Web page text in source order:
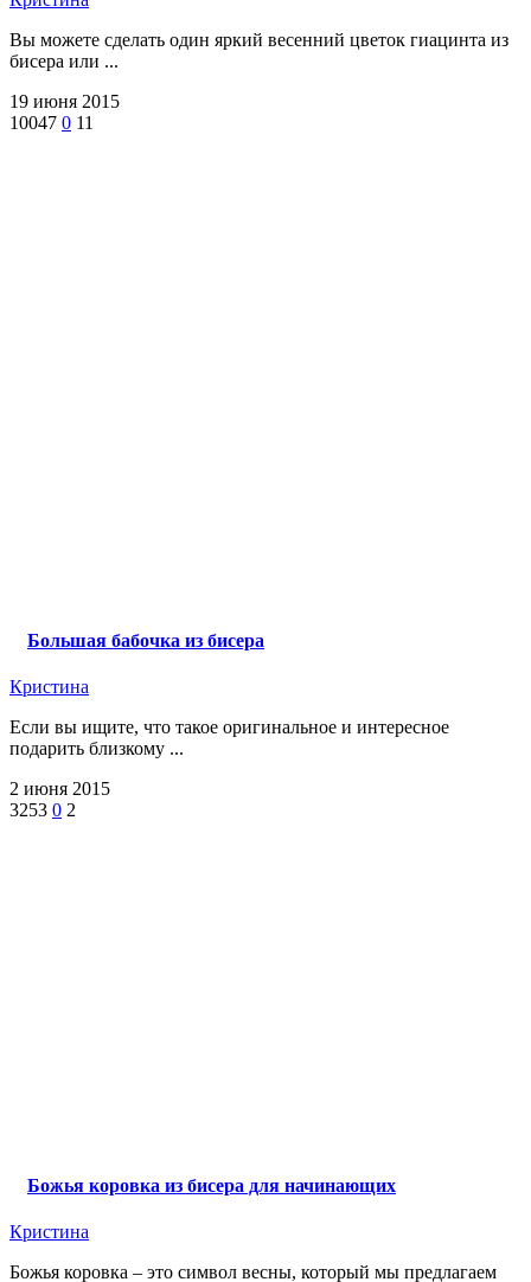
Вы можете сделать один яркий весенний цветок гиацинта из
бисера или ...
19 июня 2015
10047 0 11
Большая бабочка из бисера
Кристина
Если вы ищите, что такое оригинальное и интересное
подарить близкому ...
2 июня 2015
3253 0 2
Божья коровка из бисера для начинающих
Кристина
Божья коровка – это символ весны, который мы предлагаем